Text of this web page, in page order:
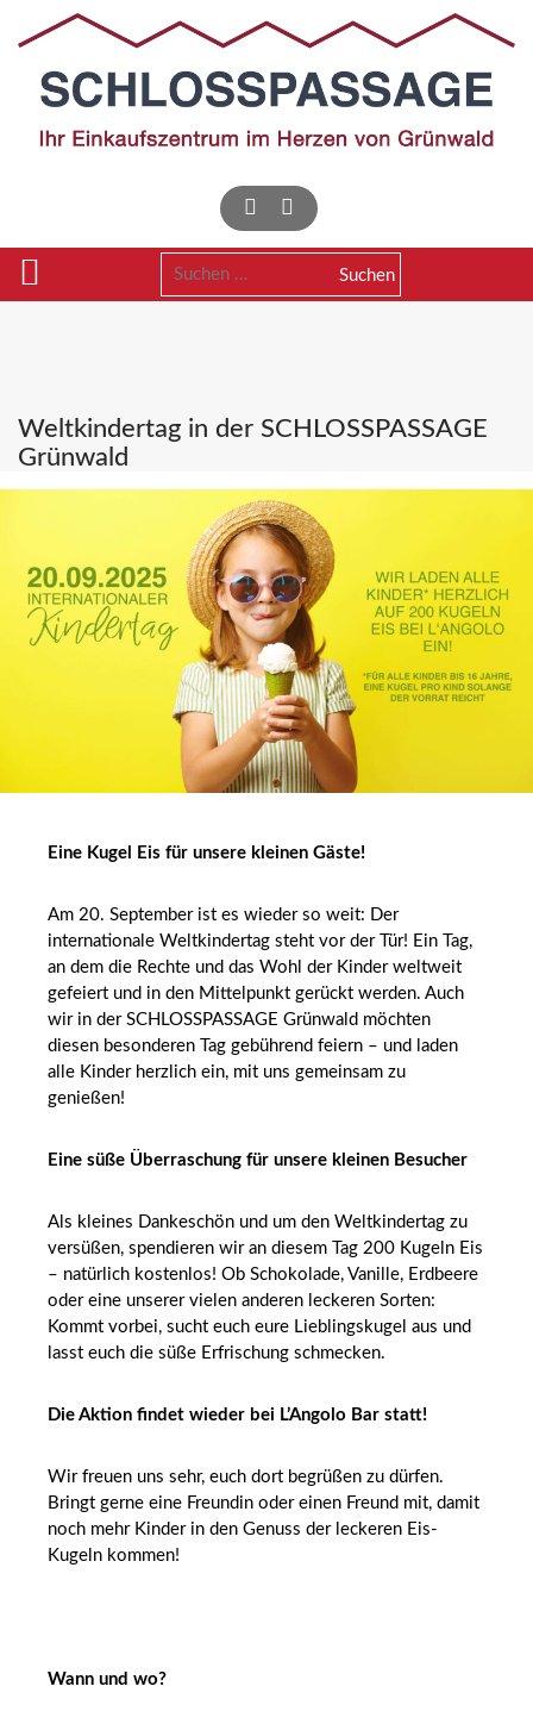
Suchen
Weltkindertag in der SCHLOSSPASSAGE
Grünwald
Eine Kugel Eis für unsere kleinen Gäste!
Am 20. September ist es wieder so weit: Der
internationale Weltkindertag steht vor der Tür! Ein Tag,
an dem die Rechte und das Wohl der Kinder weltweit
gefeiert und in den Mittelpunkt gerückt werden. Auch
wir in der SCHLOSSPASSAGE Grünwald möchten
diesen besonderen Tag gebührend feiern – und laden
alle Kinder herzlich ein, mit uns gemeinsam zu
genießen!
Eine süße Überraschung für unsere kleinen Besucher
Als kleines Dankeschön und um den Weltkindertag zu
versüßen, spendieren wir an diesem Tag 200 Kugeln Eis
– natürlich kostenlos! Ob Schokolade, Vanille, Erdbeere
oder eine unserer vielen anderen leckeren Sorten:
Kommt vorbei, sucht euch eure Lieblingskugel aus und
lasst euch die süße Erfrischung schmecken.
Die Aktion findet wieder bei L’Angolo Bar statt!
Wir freuen uns sehr, euch dort begrüßen zu dürfen.
Bringt gerne eine Freundin oder einen Freund mit, damit
noch mehr Kinder in den Genuss der leckeren Eis-
Kugeln kommen!
Wann und wo?